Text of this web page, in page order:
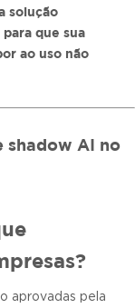
solução
que sua
ao uso não
shadow AI no
aprovadas pela